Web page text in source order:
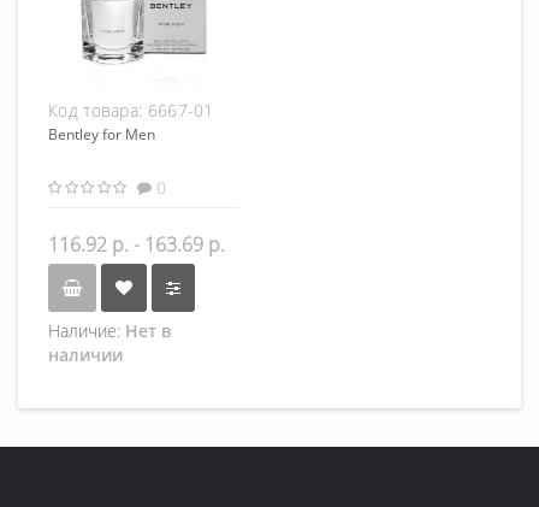
Код товара: 6667-01
Bentley for Men
0
116.92 р. - 163.69 р.
Наличие: Нет в
наличии